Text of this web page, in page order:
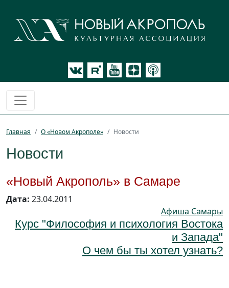
Главная О «Новом Акрополе» Новости
Новости
«Новый Акрополь» в Самаре
Дата: 23.04.2011
Афиша Самары
Курс "Философия и психология Востока
и Запада"
О чем бы ты хотел узнать?